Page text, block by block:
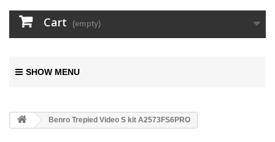
Cart (empty)
SHOW MENU
Benro Trepied Video S kit A2573FS6PRO